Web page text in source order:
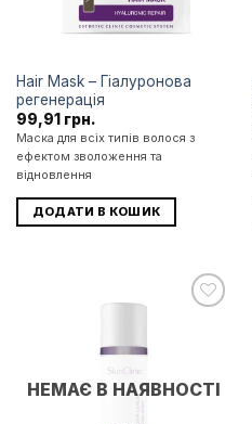
Hair Mask – Гіалуронова
регенерація
99,91 грн.
Маска для всіх типів волося з
ефектом зволоження та
відновлення
ДОДАТИ В КОШИК
НЕМАЄ В НАЯВНОСТІ